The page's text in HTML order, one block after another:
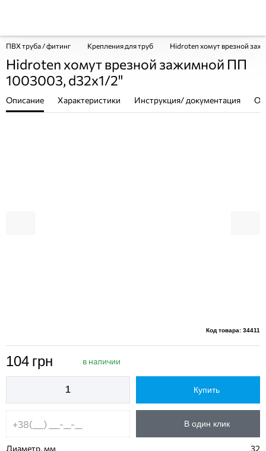
ПВХ труба / фитинг Крепления для труб Hidroten хомут врезной
Hidroten хомут врезной зажимной ПП
1003003, d32x1/2"
Описание Характеристики Инструкция/ документация
Код товара: 34411
104 грн в наличии
Купить
В один клик
Диаметр, мм 32